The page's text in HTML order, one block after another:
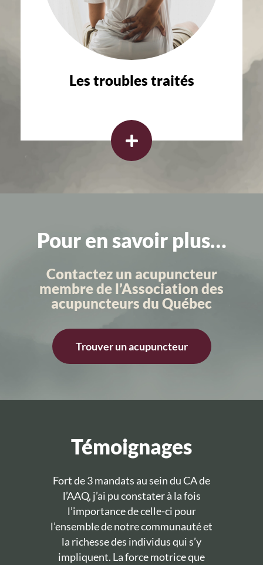
Les troubles traités
Pour en savoir plus…
Contactez un acupuncteur
membre de l’Association des
acupuncteurs du Québec
Trouver un acupuncteur
Témoignages
Fort de 3 mandats au sein du CA de
l’AAQ, j’ai pu constater à la fois
l’importance de celle-ci pour
l’ensemble de notre communauté et
la richesse des individus qui s’y
impliquent. La force motrice que